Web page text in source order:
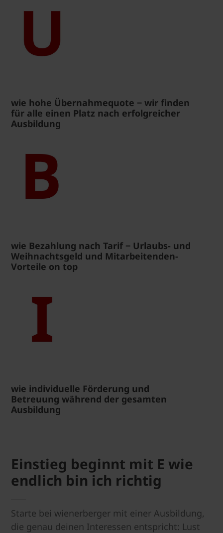
wie hohe Übernahmequote ‒ wir finden
für alle einen Platz nach erfolgreicher
Ausbildung
wie Bezahlung nach Tarif ‒ Urlaubs- und
Weihnachtsgeld und Mitarbeitenden-
Vorteile on top
wie individuelle Förderung und
Betreuung während der gesamten
Ausbildung
Einstieg beginnt mit E wie
endlich bin ich richtig
Starte bei wienerberger mit einer Ausbildung,
die genau deinen Interessen entspricht: Lust